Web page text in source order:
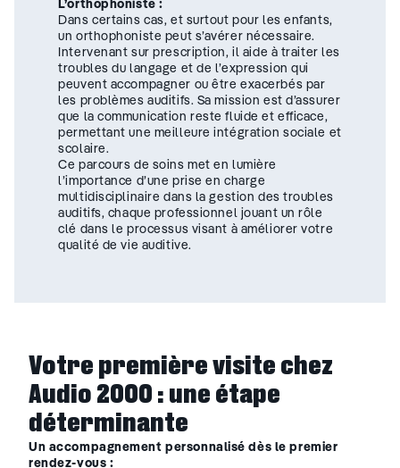
L’orthophoniste :
Dans certains cas, et surtout pour les enfants,
un orthophoniste peut s’avérer nécessaire.
Intervenant sur prescription, il aide à traiter les
troubles du langage et de l’expression qui
peuvent accompagner ou être exacerbés par
les problèmes auditifs. Sa mission est d’assurer
que la communication reste fluide et efficace,
permettant une meilleure intégration sociale et
scolaire.
Ce parcours de soins met en lumière
l’importance d’une prise en charge
multidisciplinaire dans la gestion des troubles
auditifs, chaque professionnel jouant un rôle
clé dans le processus visant à améliorer votre
qualité de vie auditive.
Votre première visite chez
Audio 2000 : une étape
déterminante
Un accompagnement personnalisé dès le premier
rendez-vous :